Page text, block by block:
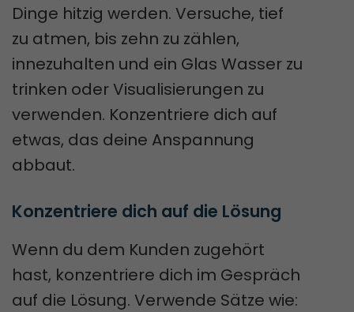
Dinge hitzig werden. Versuche, tief
zu atmen, bis zehn zu zählen,
innezuhalten und ein Glas Wasser zu
trinken oder Visualisierungen zu
verwenden. Konzentriere dich auf
etwas, das deine Anspannung
abbaut.
Konzentriere dich auf die Lösung
Wenn du dem Kunden zugehört
hast, konzentriere dich im Gespräch
auf die Lösung. Verwende Sätze wie: